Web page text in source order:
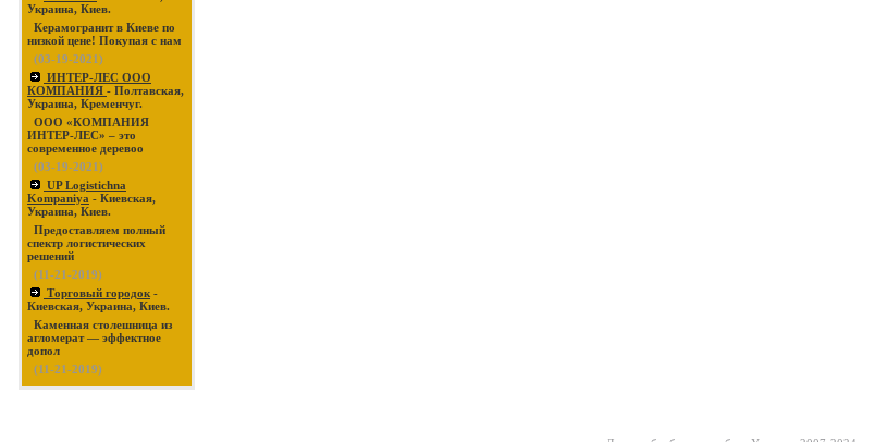
Украина, Киев.
Керамогранит в Киеве по
низкой цене! Покупая с нам
(03-19-2021)
ИНТЕР-ЛЕС ООО
КОМПАНИЯ - Полтавская,
Украина, Кременчуг.
ООО «КОМПАНИЯ
ИНТЕР-ЛЕС» – это
современное деревоо
(03-19-2021)
UP Logistichna
Kompaniya - Киевская,
Украина, Киев.
Предоставляем полный
спектр логистических
решений
(11-21-2019)
Торговый городок -
Киевская, Украина, Киев.
Каменная столешница из
агломерат — эффектное
допол
(11-21-2019)